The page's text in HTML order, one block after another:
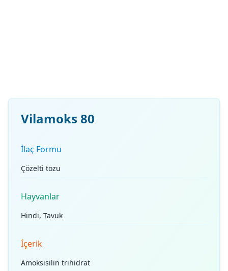
Vilamoks 80
İlaç Formu
Çözelti tozu
Hayvanlar
Hindi, Tavuk
İçerik
Amoksisilin trihidrat